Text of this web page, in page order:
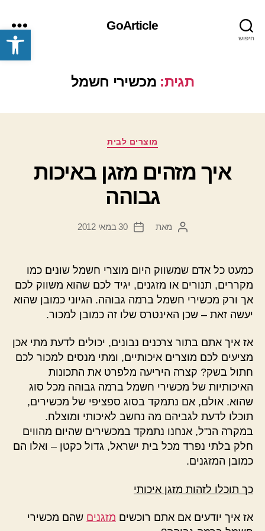
פתח סרגל נגישות חיפוש
GoArticle
תפריט
תגית: מכשירי חשמל
קטגוריות
מוצרים לבית
איך מזהים מזגן באיכות
גבוהה
המחבר
מאת
תאריך
30 במאי 2012
כמעט כל אדם שמשווק היום מוצרי חשמל שונים כמו
מקררים, תנורים או מזגנים, יגיד לכם שהוא משווק לכם
אך ורק מכשירי חשמל ברמה גבוהה. הגיוני כמובן שהוא
יעשה זאת – שכן האינטרס שלו זה כמובן למכור.
אז איך אתם בתור צרכנים נבונים, יכולים לדעת מתי אכן
מציעים לכם מוצרים איכותיים, ומתי מנסים למכור לכם
חתול בשק? קצרה היריעה מלפרט את התכונות
האיכותיות של מכשירי חשמל ברמה גבוהה מכל סוג
שהוא. אולם, אם נתמקד בסוג ספציפי של מכשירים,
תוכלו לדעת לגביהם מה נחשב לאיכותי ומוצלח.
במקרה הנ"ל, אנחנו נתמקד במכשירים שהיום מהווים
חלק בלתי נפרד מכל בית ישראל, גדול כקטן – ואלו הם
כמובן המזגנים.
כך תוכלו לזהות מזגן איכותי
אז איך יודעים אם אתם רוכשים מזגנים שהם מכשירי